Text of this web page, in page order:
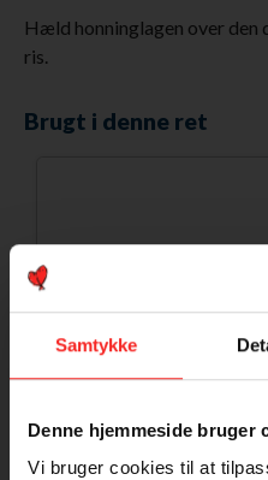
Samtykke
Denne hjemmeside bruger
Vi bruger cookies til at
Hæld honninglagen over den
ris.
Brugt i denne ret